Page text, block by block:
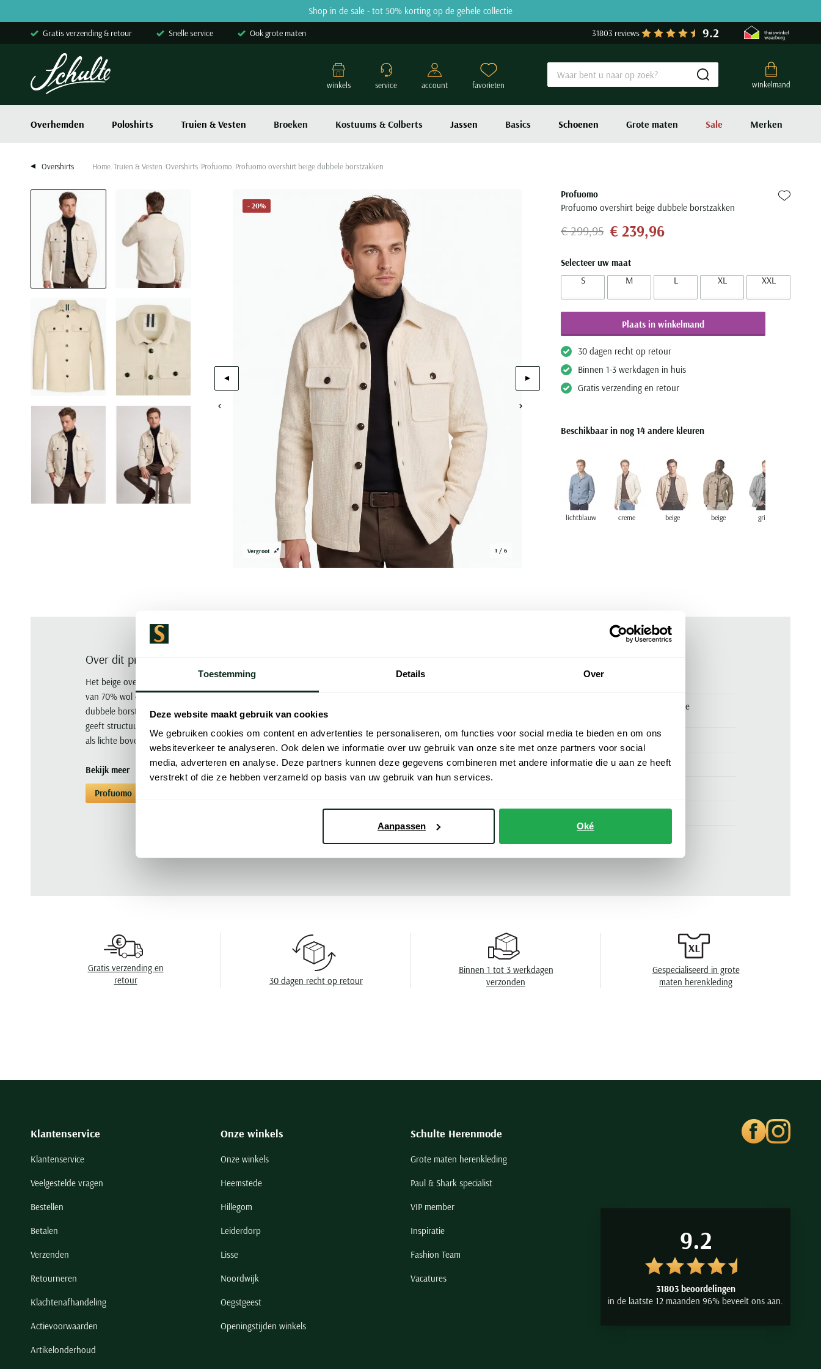
Toestemming Details Over
Deze website maakt gebruik van cookies
We gebruiken cookies om content en advertenties te personaliseren, om functies voor social media te bieden en om ons
websiteverkeer te analyseren. Ook delen we informatie over uw gebruik van onze site met onze partners voor social
media, adverteren en analyse. Deze partners kunnen deze gegevens combineren met andere informatie die u aan ze heeft
verstrekt of die ze hebben verzameld op basis van uw gebruik van hun services.
Aanpassen Oké
Shop in de sale - tot 50% korting op de gehele collectie
Gratis verzending & retour Snelle service Ook grote maten 31803 reviews 9.2
winkelmand
Submit search
Overhemden Poloshirts Truien & Vesten Broeken Kostuums & Colberts Jassen Basics Schoenen Grote maten Sale Merken
winkels service account favorieten
Overshirts Home Truien & Vesten Overshirts Profuomo Profuomo overshirt beige dubbele borstzakken
Vergroot 1 / 6
- 20%
Profuomo
Profuomo overshirt beige dubbele borstzakken
Zet bij
€ 299,95 € 239,96
Selecteer uw maat
S
M L XL XXL
Plaats in winkelmand
30 dagen recht op retour
Binnen 1-3 werkdagen in huis
Gratis verzending en retour
Beschikbaar in nog 14 andere kleuren
lichtblauw creme beige beige grijs
Over dit product
Het beige overshirt van Profuomo heeft een normale fit en een effen uitstraling en is gemaakt
van 70% wol en 30% polyamide met een fijne afwerking. Het model is uitgevoerd met een
dubbele borstzak voor functionele details en behoudt een rustige, volwassen look. De wolmix
geeft structuur zonder te overdrijven en de pasvorm blijft eenvoudig en veelzijdig. Draag het
als lichte bovenlaag over een shirt bij een informele werkdag of een zakelijke lunch.
Bekijk meer
Profuomo
Profuomo overshirt beige dubbele
Merk Profuomo
Materiaal 70% wol en 30% polyamide
Kleur
Design effen
temperatuur, chemish reinigen
Gratis verzending en
retour
30 dagen recht op retour
Binnen 1 tot 3 werkdagen
verzonden
Gespecialiseerd in grote
maten herenkleding
Klantenservice
Klantenservice
Veelgestelde vragen
Bestellen
Betalen
Verzenden
Retourneren
Klachtenafhandeling
Actievoorwaarden
Artikelonderhoud
Onze winkels
Onze winkels
Heemstede
Hillegom
Leiderdorp
Lisse
Noordwijk
Oegstgeest
Openingstijden winkels
Schulte Herenmode
Grote maten herenkleding
Paul & Shark specialist
VIP member
Inspiratie
Fashion Team
Vacatures
9.2
31803 beoordelingen
in de laatste 12 maanden 96% beveelt ons aan.